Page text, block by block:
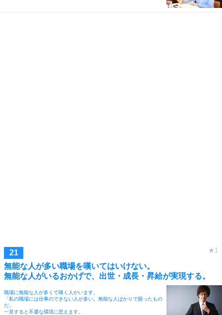
無能な人が多い職場を嘆いてはいけない。
無能な人がいるおかげで、出世・成長・昇給が実現する。
職場に無能な人が多くて嘆く人がいます。
「私の職場には仕事のできない人が多い。無能な人ばかりで困ったもの
だ」
一見すると不運な環境に思えます。